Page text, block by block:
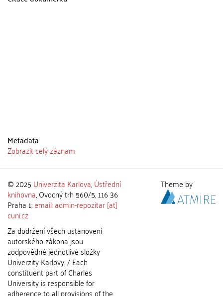
Metadata
Zobrazit celý záznam
© 2025 Univerzita Karlova,Ústřední
knihovna, Ovocný trh 560/5, 116 36
Praha 1;email: admin-repozitar [at]
cuni.cz
Za dodržení všech ustanovení
autorského zákona jsou
zodpovědné jednotlivé složky
Univerzity Karlovy. / Each
constituent part of Charles
University is responsible for
adherence to all provisions of the
Theme by